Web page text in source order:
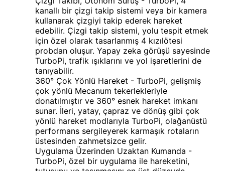
kanallı bir çizgi takip sistemi veya bir kamera
kullanarak çizgiyi takip ederek hareket
edebilir. Çizgi takip sistemi, yolu tespit etmek
için özel olarak tasarlanmış 4 kızılötesi
probdan oluşur. Yapay zeka görüşü sayesinde
TurboPi, trafik ışıklarını ve yol işaretlerini de
tanıyabilir.
360° Çok Yönlü Hareket - TurboPi, gelişmiş
çok yönlü Mecanum tekerlekleriyle
donatılmıştır ve 360° esnek hareket imkanı
sunar. İleri, yatay, çapraz ve dönüş gibi çok
yönlü hareket modlarıyla TurboPi, olağanüstü
performans sergileyerek karmaşık rotaların
üstesinden zahmetsizce gelir.
Uygulama Üzerinden Uzaktan Kumanda -
TurboPi, özel bir uygulama ile hareketini,